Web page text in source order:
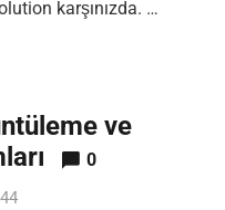
karşınızda. …
ve
0